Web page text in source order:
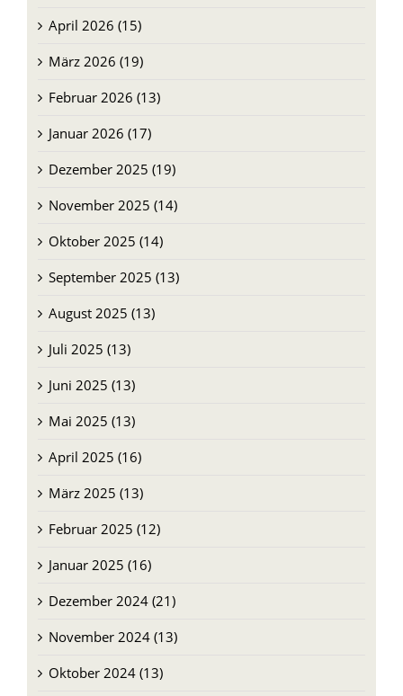
April 2026 (15)
März 2026 (19)
Februar 2026 (13)
Januar 2026 (17)
Dezember 2025 (19)
November 2025 (14)
Oktober 2025 (14)
September 2025 (13)
August 2025 (13)
Juli 2025 (13)
Juni 2025 (13)
Mai 2025 (13)
April 2025 (16)
März 2025 (13)
Februar 2025 (12)
Januar 2025 (16)
Dezember 2024 (21)
November 2024 (13)
Oktober 2024 (13)